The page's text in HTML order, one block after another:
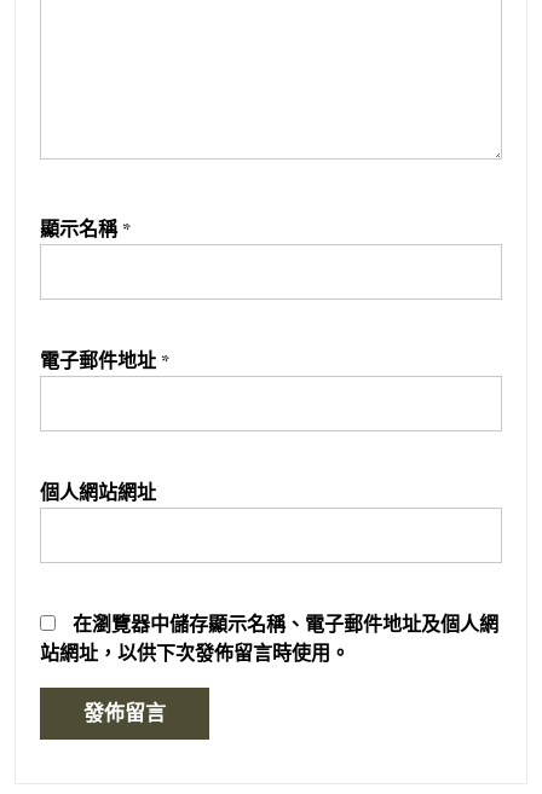
顯示名稱 *
電子郵件地址 *
個人網站網址
在瀏覽器中儲存顯示名稱、電子郵件地址及個人網
站網址，以供下次發佈留言時使用。